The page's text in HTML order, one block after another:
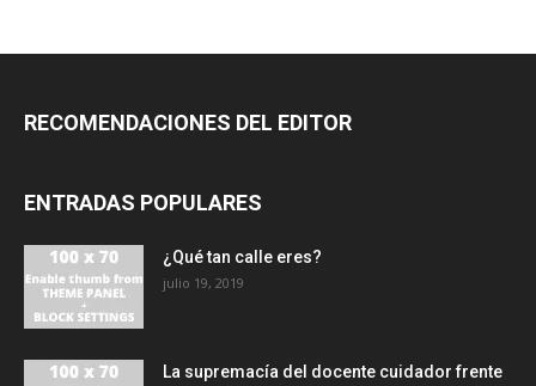
RECOMENDACIONES DEL EDITOR
ENTRADAS POPULARES
¿Qué tan calle eres?
julio 19, 2019
La supremacía del docente cuidador frente